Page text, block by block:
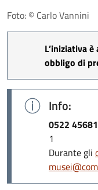
Foto: © Carlo Vannini
L’iniziativa
obbligo di
Info:
0522
1
Durante gli